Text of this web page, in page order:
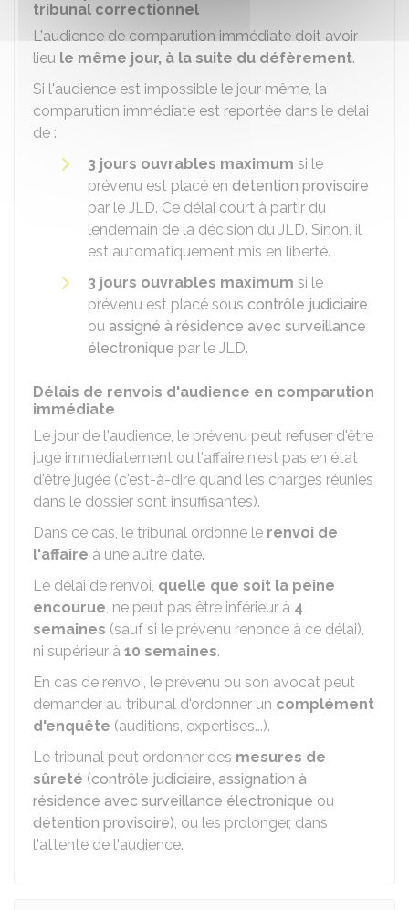
tribunal correctionnel
L'audience de comparution immédiate doit avoir
lieu le même jour, à la suite du défèrement.
Si l'audience est impossible le jour même, la
comparution immédiate est reportée dans le délai
de :
3 jours ouvrables maximum si le
prévenu est placé en détention provisoire
par le JLD. Ce délai court à partir du
lendemain de la décision du JLD. Sinon, il
est automatiquement mis en liberté.
3 jours ouvrables maximum si le
prévenu est placé sous contrôle judiciaire
ou assigné à résidence avec surveillance
électronique par le JLD.
Délais de renvois d'audience en comparution
immédiate
Le jour de l'audience, le prévenu peut refuser d'être
jugé immédiatement ou l'affaire n'est pas en état
d'être jugée (c'est-à-dire quand les charges réunies
dans le dossier sont insuffisantes).
Dans ce cas, le tribunal ordonne le renvoi de
l'affaire à une autre date.
Le délai de renvoi, quelle que soit la peine
encourue, ne peut pas être inférieur à 4
semaines (sauf si le prévenu renonce à ce délai),
ni supérieur à 10 semaines.
En cas de renvoi, le prévenu ou son avocat peut
demander au tribunal d'ordonner un complément
d'enquête (auditions, expertises...).
Le tribunal peut ordonner des mesures de
sûreté (contrôle judiciaire, assignation à
résidence avec surveillance électronique ou
détention provisoire), ou les prolonger, dans
l'attente de l'audience.